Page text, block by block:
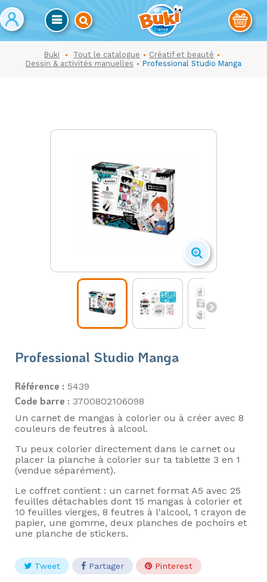
Buki Tout le catalogue
Créatif et beauté
Dessin & activités manuelles
Professional Studio Manga
Professional Studio Manga
Référence : 5439
Code barre : 3700802106098
Un carnet de mangas à colorier ou à créer avec 8
couleurs de feutres à alcool.
Tu peux colorier directement dans le carnet ou
placer la planche à colorier sur ta tablette 3 en 1
(vendue séparément).
Le coffret contient : un carnet format A5 avec 25
feuilles détachables dont 15 mangas à colorier et
10 feuilles vierges, 8 feutres à l'alcool, 1 crayon de
papier, une gomme, deux planches de pochoirs et
une planche de stickers.
Tweet Partager Pinterest